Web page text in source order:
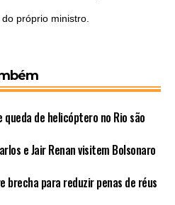
próprio ministro.
queda de helicóptero no Rio são
e Jair Renan visitem Bolsonaro
brecha para reduzir penas de réus